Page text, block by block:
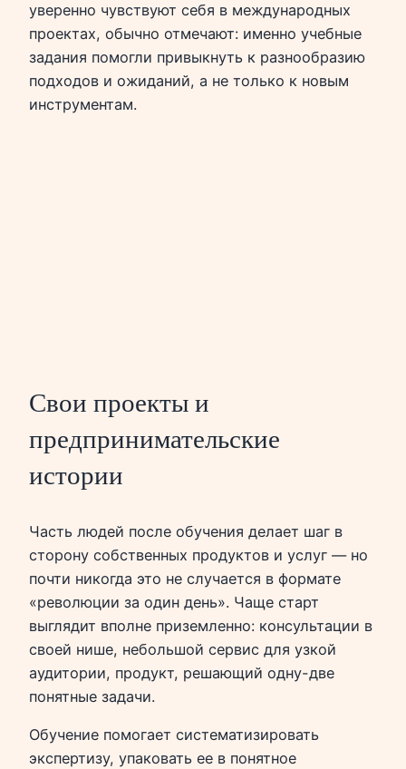
уверенно чувствуют себя в международных
проектах, обычно отмечают: именно учебные
задания помогли привыкнуть к разнообразию
подходов и ожиданий, а не только к новым
инструментам.
Свои проекты и
предпринимательские
истории
Часть людей после обучения делает шаг в
сторону собственных продуктов и услуг — но
почти никогда это не случается в формате
«революции за один день». Чаще старт
выглядит вполне приземленно: консультации в
своей нише, небольшой сервис для узкой
аудитории, продукт, решающий одну-две
понятные задачи.
Обучение помогает систематизировать
экспертизу, упаковать ее в понятное